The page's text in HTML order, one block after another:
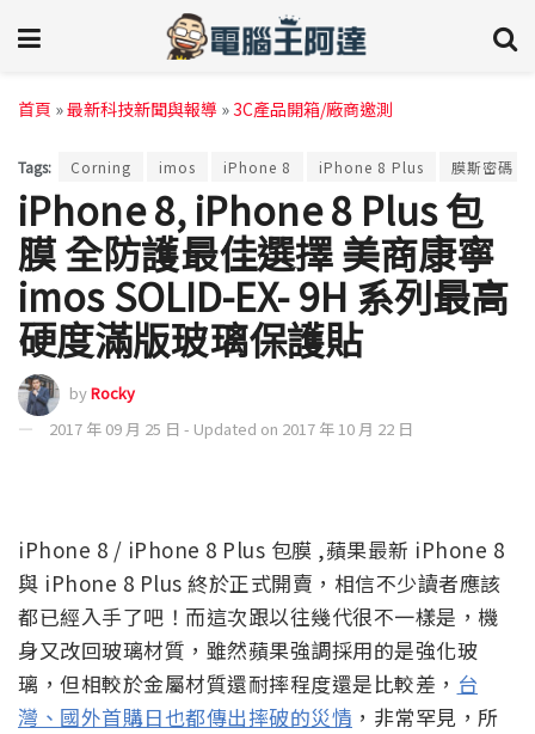
首頁 »最新科技新聞與報導 »3C產品開箱/廠商邀測
Tags: Corning imos iPhone 8 iPhone 8 Plus 膜斯密碼
iPhone 8, iPhone 8 Plus 包
膜 全防護最佳選擇 美商康寧
imos SOLID-EX- 9H 系列最高
硬度滿版玻璃保護貼
byRocky
2017 年 09 月 25 日 - Updated on 2017 年 10 月 22 日
iPhone 8 / iPhone 8 Plus 包膜 ,蘋果最新 iPhone 8
與 iPhone 8 Plus 終於正式開賣，相信不少讀者應該
都已經入手了吧！而這次跟以往幾代很不一樣是，機
身又改回玻璃材質，雖然蘋果強調採用的是強化玻
璃，但相較於金屬材質還耐摔程度還是比較差， 台
灣、國外首購日也都傳出摔破的災情 ，非常罕見，所